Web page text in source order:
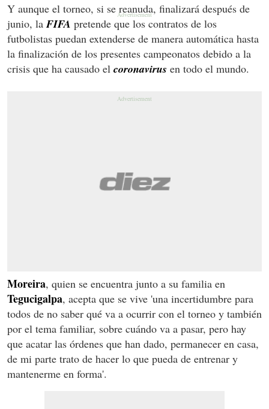
Y aunque el torneo, si se reanuda, finalizará después de
junio, la FIFA pretende que los contratos de los
futbolistas puedan extenderse de manera automática hasta
la finalización de los presentes campeonatos debido a la
crisis que ha causado el coronavirus en todo el mundo.
Moreira, quien se encuentra junto a su familia en
Tegucigalpa, acepta que se vive 'una incertidumbre para
todos de no saber qué va a ocurrir con el torneo y también
por el tema familiar, sobre cuándo va a pasar, pero hay
que acatar las órdenes que han dado, permanecer en casa,
de mi parte trato de hacer lo que pueda de entrenar y
mantenerme en forma'.